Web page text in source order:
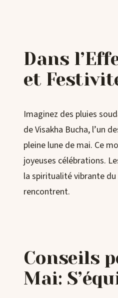
Dans
et
Imaginez des pluies
de Visakha Bucha, l’un
pleine lune de mai. Ce
joyeuses célébrations.
la spiritualité vibrante
rencontrent.
Conseils
Mai: